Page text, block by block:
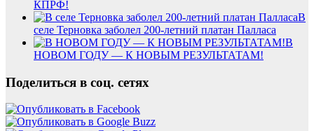
КПРФ!
В
селе Терновка заболел 200-летний платан Палласа
В
НОВОМ ГОДУ — К НОВЫМ РЕЗУЛЬТАТАМ!
Поделиться в соц. сетях